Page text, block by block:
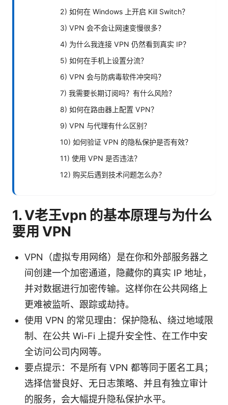
2) 如何在 Windows 上开启 Kill Switch？
3) VPN 会不会让网速变慢很多？
4) 为什么我连接 VPN 仍然看到真实 IP？
5) 如何在手机上设置分流？
6) VPN 会与防病毒软件冲突吗？
7) 我需要长期订阅吗？有什么风险？
8) 如何在路由器上配置 VPN？
9) VPN 与代理有什么区别？
10) 如何验证 VPN 的隐私保护是否有效？
11) 使用 VPN 是否违法？
12) 购买后遇到技术问题怎么办？
1. V老王vpn 的基本原理与为什么
要用 VPN
VPN（虚拟专用网络）是在你和外部服务器之
间创建一个加密通道，隐藏你的真实 IP 地址，
并对数据进行加密传输。这样你在公共网络上
更难被监听、跟踪或劫持。
使用 VPN 的常见理由：保护隐私、绕过地域限
制、在公共 Wi-Fi 上提升安全性、在工作中安
全访问公司内网等。
要点提示：不是所有 VPN 都等同于匿名工具；
选择信誉良好、无日志策略、并且有独立审计
的服务，会大幅提升隐私保护水平。